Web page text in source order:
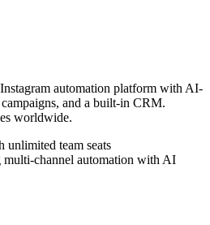
automation platform with AI-
and a built-in CRM.
worldwide.
unlimited team seats
multi-channel automation with AI